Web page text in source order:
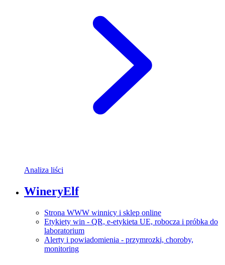
Analiza liści
WineryElf
Strona WWW winnicy i sklep online
Etykiety win - QR, e-etykieta UE, robocza i próbka do
laboratorium
Alerty i powiadomienia - przymrozki, choroby,
monitoring